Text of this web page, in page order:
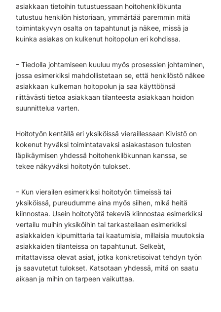
asiakkaan tietoihin tutustuessaan hoitohenkilökunta
tutustuu henkilön historiaan, ymmärtää paremmin mitä
toimintakyvyn osalta on tapahtunut ja näkee, missä ja
kuinka asiakas on kulkenut hoitopolun eri kohdissa.
– Tiedolla johtamiseen kuuluu myös prosessien johtaminen,
jossa esimerkiksi mahdollistetaan se, että henkilöstö näkee
asiakkaan kulkeman hoitopolun ja saa käyttöönsä
riittävästi tietoa asiakkaan tilanteesta asiakkaan hoidon
suunnittelua varten.
Hoitotyön kentällä eri yksiköissä vieraillessaan Kivistö on
kokenut hyväksi toimintatavaksi asiakastason tulosten
läpikäymisen yhdessä hoitohenkilökunnan kanssa, se
tekee näkyväksi hoitotyön tulokset.
– Kun vierailen esimerkiksi hoitotyön tiimeissä tai
yksiköissä, pureudumme aina myös siihen, mikä heitä
kiinnostaa. Usein hoitotyötä tekeviä kiinnostaa esimerkiksi
vertailu muihin yksiköihin tai tarkastellaan esimerkiksi
asiakkaiden kipumittaria tai kaatumisia, millaisia muutoksia
asiakkaiden tilanteissa on tapahtunut. Selkeät,
mitattavissa olevat asiat, jotka konkretisoivat tehdyn työn
ja saavutetut tulokset. Katsotaan yhdessä, mitä on saatu
aikaan ja mihin on tarpeen vaikuttaa.